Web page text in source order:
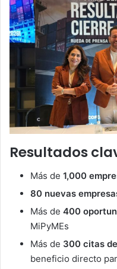
Resultados
Más de 1,000
80 nuevas
Más de 400
MiPyMEs
Más de 300 citas
beneficio directo